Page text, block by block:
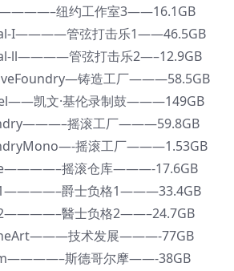
纽约工作室3——16.1GB
I————管弦打击乐1——46.5GB
ll————管弦打击乐2—–12.9GB
铸造工厂———58.5GB
凯文·基伦录制鼓———149GB
摇滚工厂———59.8GB
摇滚工厂———1.53GB
摇滚仓库———-17.6GB
爵士负格1———33.4GB
醫士负格2——–24.7GB
技术发展———-77GB
斯德哥尔摩——-38GB